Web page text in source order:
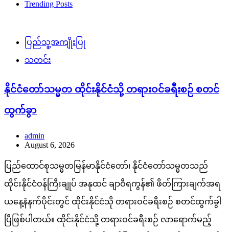
Trending Posts
ပြည်သူ့အကျိုးပြု
သတင်း
နိုင်ငံတော်သမ္မတ ထိုင်းနိုင်ငံသို့ တရားဝင်ခရီးစဉ် စတင်
ထွက်ခွာ
admin
August 6, 2026
ပြည်ထောင်စုသမ္မတမြန်မာနိုင်ငံတော်၊ နိုင်ငံတော်သမ္မတသည်
ထိုင်းနိုင်ငံဝန်ကြီးချုပ် အနုထင် ချာဝီရကွန်၏ ဖိတ်ကြားချက်အရ
ယနေ့နံနက်ပိုင်းတွင် ထိုင်းနိုင်ငံသို တရားဝင်ခရီးစဉ် စတင်ထွက်ခွါ
ပြီဖြစ်ပါတယ်။ ထိုင်းနိုင်ငံသို့ တရားဝင်ခရီးစဉ် လာရောက်မည့်